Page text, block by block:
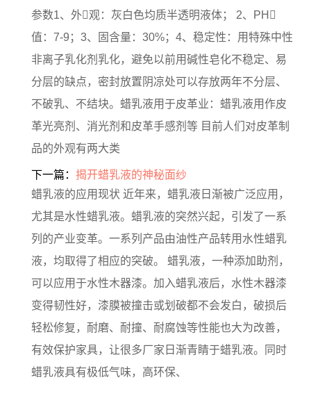
参数1、外观：灰白色均质半透明液体； 2、PH
值：7-9；3、固含量：30%；4、稳定性：用特殊中性
非离子乳化剂乳化，避免以前用碱性皂化不稳定、易
分层的缺点，密封放置阴凉处可以存放两年不分层、
不破乳、不结块。蜡乳液用于皮革业：蜡乳液用作皮
革光亮剂、消光剂和皮革手感剂等 目前人们对皮革制
品的外观有两大类
下一篇： 揭开蜡乳液的神秘面纱
蜡乳液的应用现状 近年来，蜡乳液日渐被广泛应用，
尤其是水性蜡乳液。蜡乳液的突然兴起，引发了一系
列的产业变革。一系列产品由油性产品转用水性蜡乳
液，均取得了相应的突破。 蜡乳液，一种添加助剂，
可以应用于水性木器漆。加入蜡乳液后，水性木器漆
变得韧性好，漆膜被撞击或划破都不会发白，破损后
轻松修复，耐磨、耐撞、耐腐蚀等性能也大为改善，
有效保护家具，让很多厂家日渐青睛于蜡乳液。同时
蜡乳液具有极低气味，高环保、